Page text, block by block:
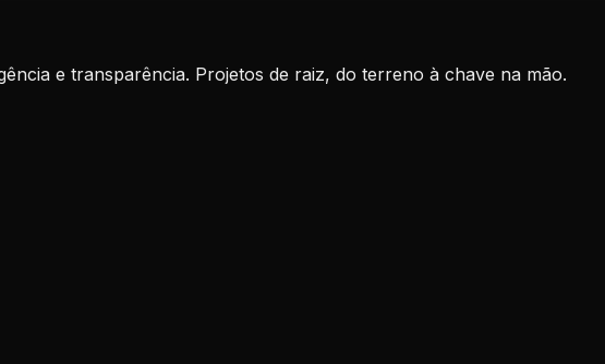
e transparência. Projetos de raiz, do terreno à chave na mão.